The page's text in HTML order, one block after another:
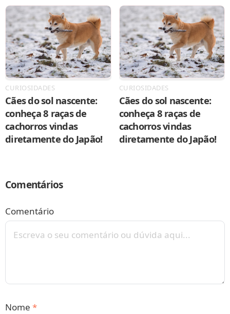
CURIOSIDADES
Cães do sol nascente:
conheça 8 raças de
cachorros vindas
diretamente do Japão!
CURIOSIDADES
Cães do sol nascente:
conheça 8 raças de
cachorros vindas
diretamente do Japão!
Comentários
Comentário
Nome *